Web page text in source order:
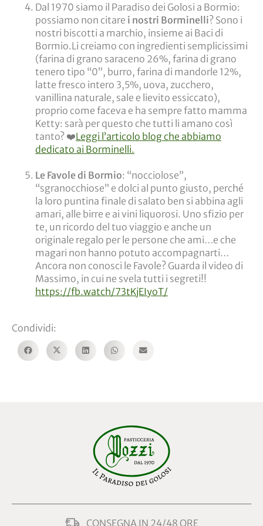
Dal 1970 siamo il Paradiso dei Golosi a Bormio:
possiamo non citare i nostri Borminelli? Sono i
nostri biscotti a marchio, insieme ai Baci di
Bormio.Li creiamo con ingredienti semplicissimi
(farina di grano saraceno 26%, farina di grano
tenero tipo “0”, burro, farina di mandorle 12%,
latte fresco intero 3,5%, uova, zucchero,
vanillina naturale, sale e lievito essiccato),
proprio come faceva e ha sempre fatto mamma
Ketty: sarà per questo che tutti li amano così
tanto? ❤️Leggi l’articolo blog che abbiamo
dedicato ai Borminelli.
Le Favole di Bormio: “nocciolose”,
“sgranocchiose” e dolci al punto giusto, perché
la loro puntina finale di salato ben si abbina agli
amari, alle birre e ai vini liquorosi. Uno sfizio per
te, un ricordo del tuo viaggio e anche un
originale regalo per le persone che ami…e che
magari non hanno potuto accompagnarti…
Ancora non conosci le Favole? Guarda il video di
Massimo, in cui ne svela tutti i segreti!!
https://fb.watch/73tKjEIyoT/
Condividi:
CONSEGNA IN 24/48 ORE